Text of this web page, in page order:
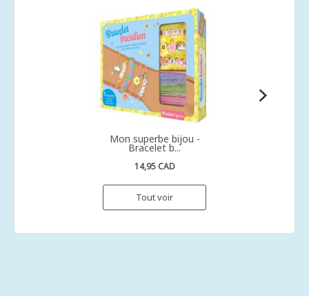
Mon superbe bijou -
Bracelet b...
14,95 CAD
Tout voir